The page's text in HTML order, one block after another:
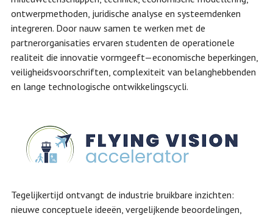
ontwerpmethoden, juridische analyse en systeemdenken
integreren. Door nauw samen te werken met de
partnerorganisaties ervaren studenten de operationele
realiteit die innovatie vormgeeft—economische beperkingen,
veiligheidsvoorschriften, complexiteit van belanghebbenden
en lange technologische ontwikkelingscycli.
Tegelijkertijd ontvangt de industrie bruikbare inzichten:
nieuwe conceptuele ideeën, vergelijkende beoordelingen,